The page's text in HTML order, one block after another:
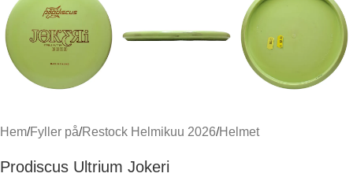
Hem/Fyller på/Restock Helmikuu 2026/Helmet
Prodiscus Ultrium Jokeri